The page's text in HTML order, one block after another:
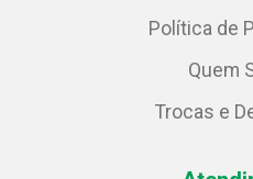
Política de
Quem
Trocas e